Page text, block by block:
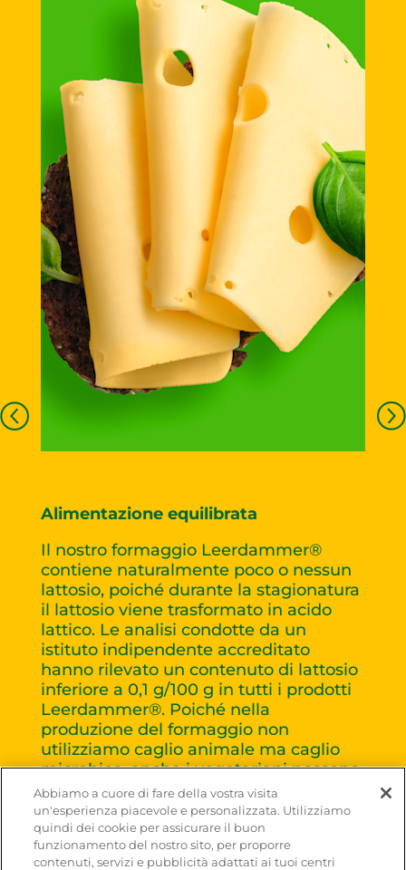
Alimentazione equilibrata
Il nostro formaggio Leerdammer®
contiene naturalmente poco o nessun
lattosio, poiché durante la stagionatura
il lattosio viene trasformato in acido
lattico. Le analisi condotte da un
istituto indipendente accreditato
hanno rilevato un contenuto di lattosio
inferiore a 0,1 g/100 g in tutti i prodotti
Leerdammer®. Poiché nella
produzione del formaggio non
utilizziamo caglio animale ma caglio
microbico, anche i vegetariani possono
gustare Leerdammer®.
Abbiamo a cuore di fare della vostra visita
un'esperienza piacevole e personalizzata. Utilizziamo
quindi dei cookie per assicurare il buon
funzionamento del nostro sito, per proporre
contenuti, servizi e pubblicità adattati ai tuoi centri